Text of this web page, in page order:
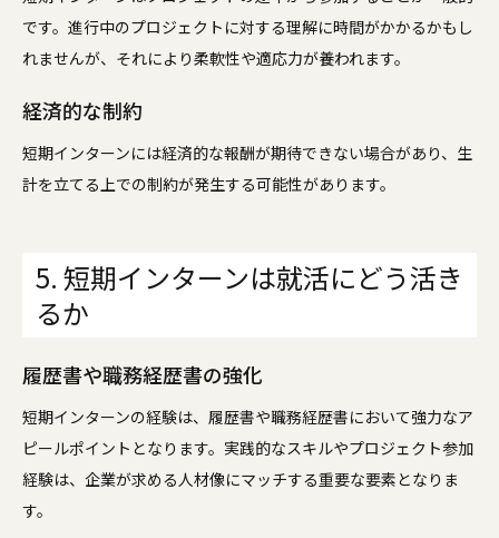
です。進行中のプロジェクトに対する理解に時間がかかるかもし
れませんが、それにより柔軟性や適応力が養われます。
経済的な制約
短期インターンには経済的な報酬が期待できない場合があり、生
計を立てる上での制約が発生する可能性があります。
5. 短期インターンは就活にどう活き
るか
履歴書や職務経歴書の強化
短期インターンの経験は、履歴書や職務経歴書において強力なア
ピールポイントとなります。実践的なスキルやプロジェクト参加
経験は、企業が求める人材像にマッチする重要な要素となりま
す。